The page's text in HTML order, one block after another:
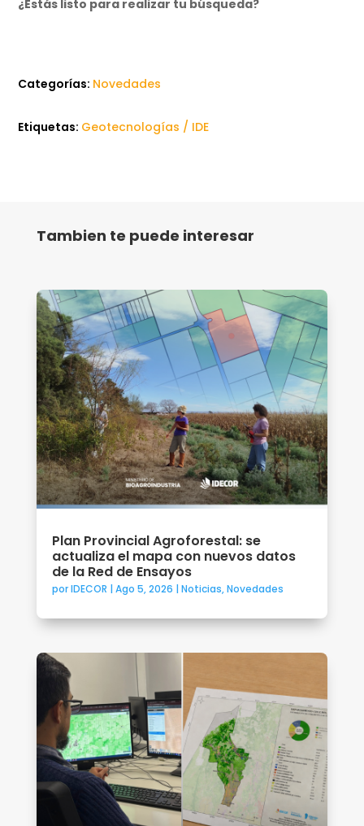
¿Estás listo para realizar tu búsqueda?
Categorías: Novedades
Etiquetas: Geotecnologías / IDE
Tambien te puede interesar
Plan Provincial Agroforestal: se
actualiza el mapa con nuevos datos
de la Red de Ensayos
porIDECOR Ago 5, 2026 Noticias,Novedades